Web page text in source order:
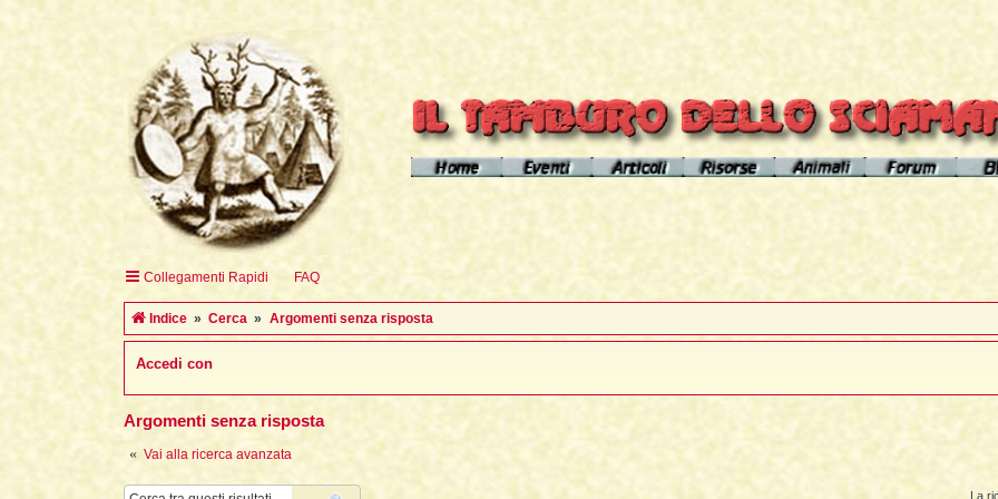
Homepage del sito
Homepage del mirror
English Homepage
Calendario eventi
Apprendistato Sciamanico
Indice articoli
Tséntsak e Spiriti Aiutanti
Il Flusso di esistenze
Vicente Júa
Il Cammino delle 24 Stelle
Contatto
Curanderos qualificati
Pagamenti
Introduzione
I poteri degli animali
Anaconda
Aquila
Collegamenti Rapidi FAQ
Indice Cerca Argomenti senza risposta
Accedi con
Argomenti senza risposta
Vai alla ricerca avanzata
La